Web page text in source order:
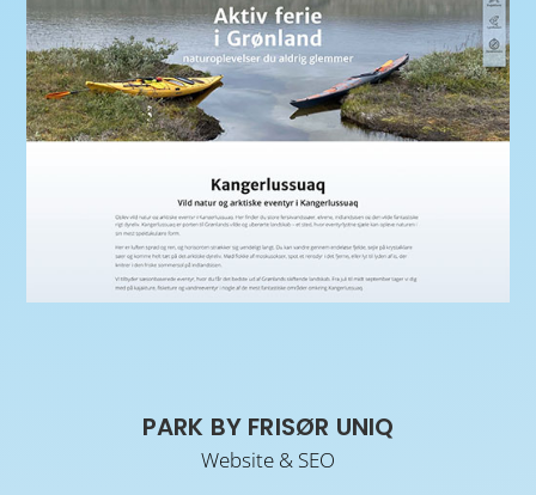
PARK BY FRISØR UNIQ
Website & SEO